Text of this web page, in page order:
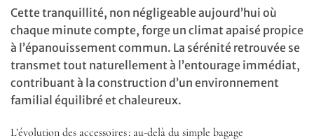
Cette tranquillité, non négligeable aujourd’hui où
chaque minute compte, forge un climat apaisé propice
à l’épanouissement commun. La sérénité retrouvée se
transmet tout naturellement à l’entourage immédiat,
contribuant à la construction d’un environnement
familial équilibré et chaleureux.
L’évolution des accessoires : au-delà du simple bagage